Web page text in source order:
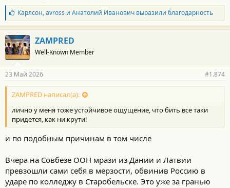
Б
л
а
г
о
д
а
н
о
с
и
:
Карлсон,avross и Анатолий Ивановичвыразили благодарность
ZAMPRED
Well-Known Member
23 Май 2026 #1.874
ZAMPRED написал(а):
лично у меня тоже устойчивое ощущение, что бить все таки
придется, как ни крути!
и по подобным причинам в том числе
Вчера на Совбезе ООН мрази из Дании и Латвии
превзошли сами себя в мерзости, обвинив Россию в
ударе по колледжу в Старобельске. Это уже за гранью